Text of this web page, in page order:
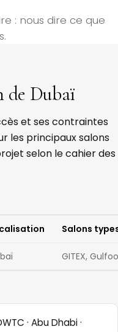
: nous dire ce que
de Dubaï
et ses contraintes
les principaux salons
selon le cahier des
Salons
GITEX,
· Abu Dhabi ·